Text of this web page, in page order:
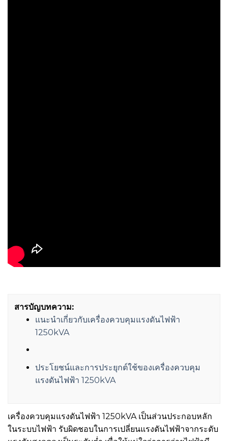
สารบัญบทความ:
แนะนำเกี่ยวกับเครื่องควบคุมแรงดันไฟฟ้า
1250kVA
ประโยชน์และการประยุกต์ใช้ของเครื่องควบคุม
แรงดันไฟฟ้า 1250kVA
เครื่องควบคุมแรงดันไฟฟ้า 1250kVA เป็นส่วนประกอบหลัก
ในระบบไฟฟ้า รับผิดชอบในการเปลี่ยนแรงดันไฟฟ้าจากระดับ